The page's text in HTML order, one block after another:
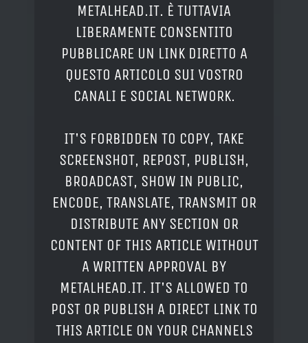
METALHEAD.IT. È TUTTAVIA
LIBERAMENTE CONSENTITO
PUBBLICARE UN LINK DIRETTO A
QUESTO ARTICOLO SUI VOSTRO
CANALI E SOCIAL NETWORK.
IT'S FORBIDDEN TO COPY, TAKE
SCREENSHOT, REPOST, PUBLISH,
BROADCAST, SHOW IN PUBLIC,
ENCODE, TRANSLATE, TRANSMIT OR
DISTRIBUTE ANY SECTION OR
CONTENT OF THIS ARTICLE WITHOUT
A WRITTEN APPROVAL BY
METALHEAD.IT. IT'S ALLOWED TO
POST OR PUBLISH A DIRECT LINK TO
THIS ARTICLE ON YOUR CHANNELS